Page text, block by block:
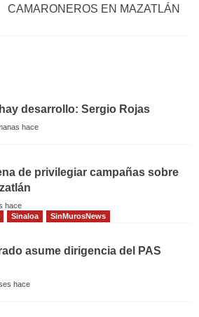
CAMARONEROS EN MAZATLÁN
desarrollo: Sergio Rojas
hace
de privilegiar campañas sobre
hace
Sinaloa SinMurosNews
asume dirigencia del PAS
hace